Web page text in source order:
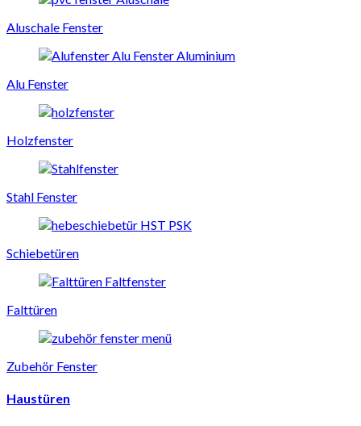
Aluschale Fenster
Alu Fenster
Holzfenster
Stahl Fenster
Schiebetüren
Falttüren
Zubehör Fenster
Haustüren